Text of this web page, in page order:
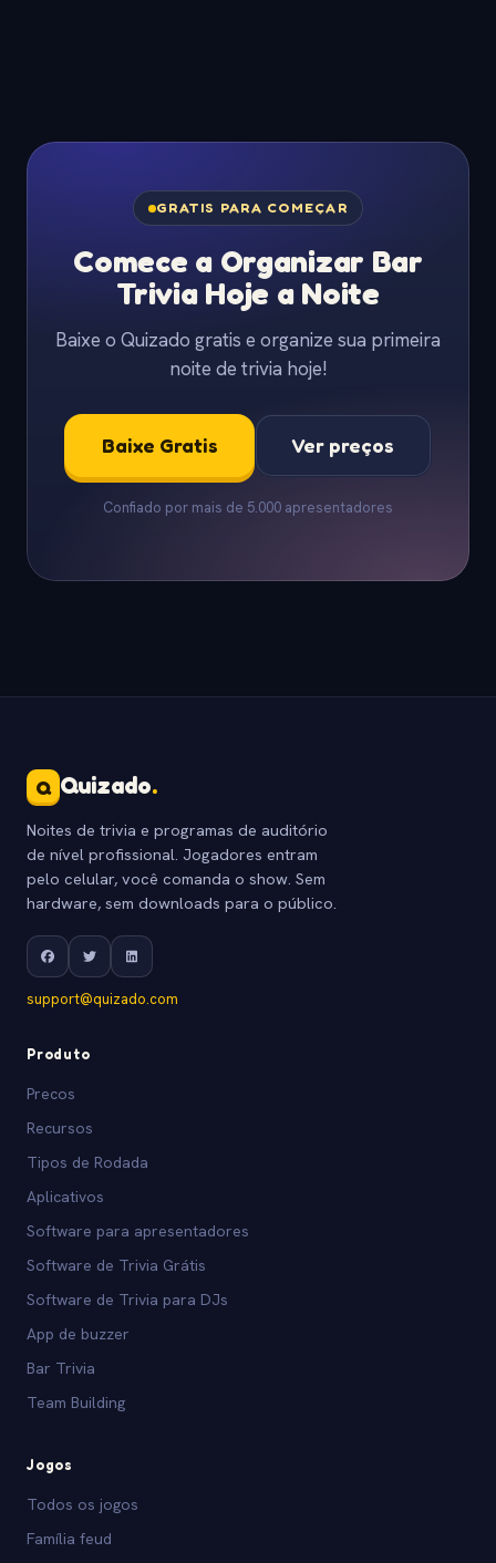
GRATIS PARA COMEÇAR
Comece a Organizar Bar
Trivia Hoje a Noite
Baixe o Quizado gratis e organize sua primeira
noite de trivia hoje!
Baixe Gratis Ver preços
Confiado por mais de 5.000 apresentadores
Q Quizado.
Noites de trivia e programas de auditório
de nível profissional. Jogadores entram
pelo celular, você comanda o show. Sem
hardware, sem downloads para o público.
support@quizado.com
Produto
Precos
Recursos
Tipos de Rodada
Aplicativos
Software para apresentadores
Software de Trivia Grátis
Software de Trivia para DJs
App de buzzer
Bar Trivia
Team Building
Jogos
Todos os jogos
Família feud